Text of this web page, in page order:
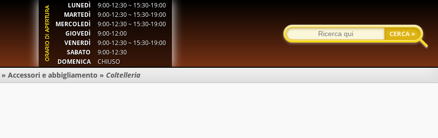
LUNEDÌ
9:00-12:30 ~ 15:30-19:00
MARTEDÌ
9:00-12:30 ~ 15:30-19:00
MERCOLEDÌ
9:00-12:30 ~ 15:30-19:00
GIOVEDÌ
9:00-12:00
VENERDÌ
9:00-12:30 ~ 15:30-19:00
SABATO
9:00-12:30
DOMENICA
CHIUSO
» Accessori e abbigliamento » Coltelleria